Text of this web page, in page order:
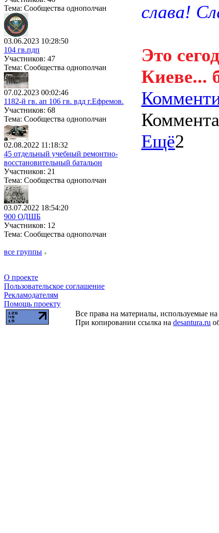
Тема: Сообщества однополчан
03.06.2023 10:28:50
104 гв.пдп
Участников: 47
Тема: Сообщества однополчан
07.02.2023 00:02:46
1182-й гв. ап 106 гв. вдд г.Ефремов.
Участников: 68
Тема: Сообщества однополчан
02.08.2022 11:18:32
45 отдельный учебный ремонтно-
восстановительный батальон
Участников: 21
Тема: Сообщества однополчан
03.07.2022 18:54:20
900 ОДШБ
Участников: 12
Тема: Сообщества однополчан
все группы
О проекте
Пользовательское соглашение
Рекламодателям
Помощь проекту
слава!
Это
Киеве...
Ещё2
Все права на материалы, используемые
При копировании ссылка на desantura.ru